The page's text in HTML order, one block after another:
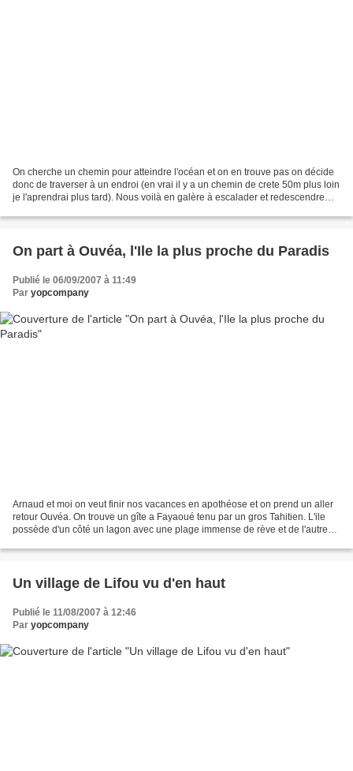
On cherche un chemin pour atteindre l'océan et on en trouve pas on décide
donc de traverser à un endroi (en vrai il y a un chemin de crete 50m plus loin
je l'aprendrai plus tard). Nous voilà en galère à escalader et redescendre
On part à Ouvéa, l'Ile la plus proche du Paradis
Publié le 06/09/2007 à 11:49
Par yopcompany
Arnaud et moi on veut finir nos vacances en apothéose et on prend un aller
retour Ouvéa. On trouve un gîte a Fayaoué tenu par un gros Tahitien. L'ile
possède d'un côté un lagon avec une plage immense de rève et de l'autre
Un village de Lifou vu d'en haut
Publié le 11/08/2007 à 12:46
Par yopcompany